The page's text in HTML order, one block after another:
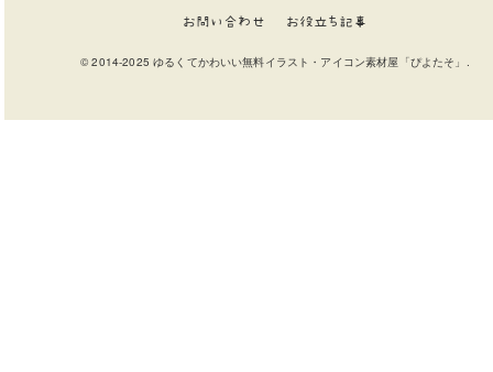
お問い合わせ お役立ち記事
© 2014-2025 ゆるくてかわいい無料イラスト・アイコン素材屋「ぴよたそ」.